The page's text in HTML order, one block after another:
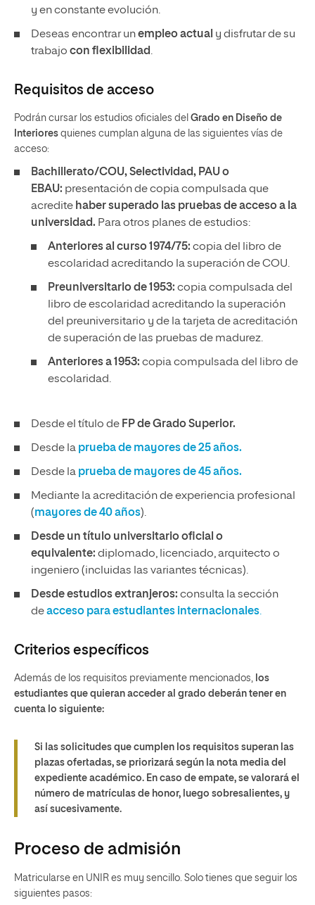
y en constante evolución.
Deseas encontrar unempleo actual y disfrutar de su
trabajo con flexibilidad.
Requisitos de acceso
Podrán cursar los estudios oficiales del Grado en Diseño de
Interiores quienes cumplan alguna de las siguientes vías de
acceso:
Bachillerato/COU, Selectividad, PAU o
EBAU: presentación de copia compulsada que
acredite haber superado las pruebas de acceso a la
universidad. Para otros planes de estudios:
Anteriores al curso 1974/75: copia del libro de
escolaridad acreditando la superación de COU.
Preuniversitario de 1953: copia compulsada del
libro de escolaridad acreditando la superación
del preuniversitario y de la tarjeta de acreditación
de superación de las pruebas de madurez.
Anteriores a 1953: copia compulsada del libro de
escolaridad.
Desde el título de FP de Grado Superior.
Desde la prueba de mayores de 25 años.
Desde la prueba de mayores de 45 años.
Mediante la acreditación de experiencia profesional
(mayores de 40 años).
Desde un título universitario oficial o
equivalente: diplomado, licenciado, arquitecto o
ingeniero (incluidas las variantes técnicas).
Desde estudios extranjeros: consulta la sección
deacceso para estudiantes internacionales.
Criterios específicos
Además de los requisitos previamente mencionados, los
estudiantes que quieran acceder al grado deberán tener en
cuenta lo siguiente:
Si las solicitudes que cumplen los requisitos superan las
plazas ofertadas, se priorizará según la nota media del
expediente académico. En caso de empate, se valorará el
número de matrículas de honor, luego sobresalientes, y
así sucesivamente.
Proceso de admisión
Matricularse en UNIR es muy sencillo. Solo tienes que seguir los
siguientes pasos: